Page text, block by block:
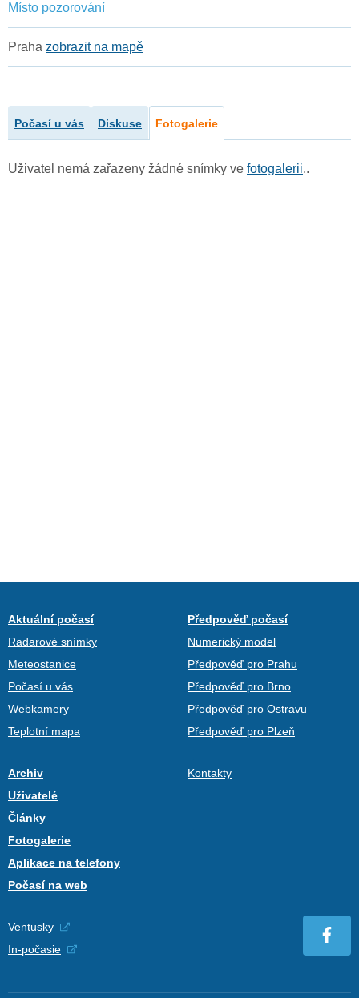
Místo pozorování
Praha zobrazit na mapě
Počasí u vás Diskuse Fotogalerie
Uživatel nemá zařazeny žádné snímky ve fotogalerii..
Aktuální počasí
Radarové snímky
Meteostanice
Počasí u vás
Webkamery
Teplotní mapa
Předpověď počasí
Numerický model
Předpověď pro Prahu
Předpověď pro Brno
Předpověď pro Ostravu
Předpověď pro Plzeň
Archiv
Uživatelé
Články
Fotogalerie
Aplikace na telefony
Počasí na web
Kontakty
Ventusky
In-počasie